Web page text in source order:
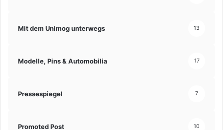
Mit dem Unimog unterwegs 13
Modelle, Pins & Automobilia 17
Pressespiegel 7
Promoted Post 10